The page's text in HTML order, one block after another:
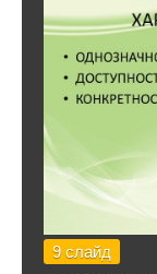
9 слайд